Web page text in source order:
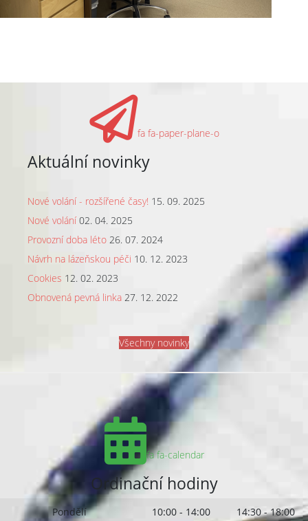
fa fa-paper-plane-o
Aktuální novinky
Nové volání - rozšířené časy! 15. 09. 2025
Nové volání 02. 04. 2025
Provozní doba léto 26. 07. 2024
Návrh na lázeňskou péči 10. 12. 2023
Cookies 12. 02. 2023
Obnovená pevná linka 27. 12. 2022
Všechny novinky
fa fa-calendar
Ordinační hodiny
Pondělí 10:00 - 14:00 14:30 - 18:00